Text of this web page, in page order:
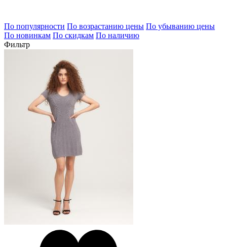
По популярности По возрастанию цены По убыванию цены
По новинкам По скидкам По наличию
Фильтр